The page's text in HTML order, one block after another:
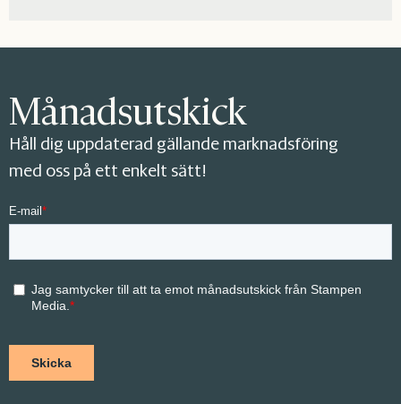
Månadsutskick
Håll dig uppdaterad gällande marknadsföring
med oss på ett enkelt sätt!